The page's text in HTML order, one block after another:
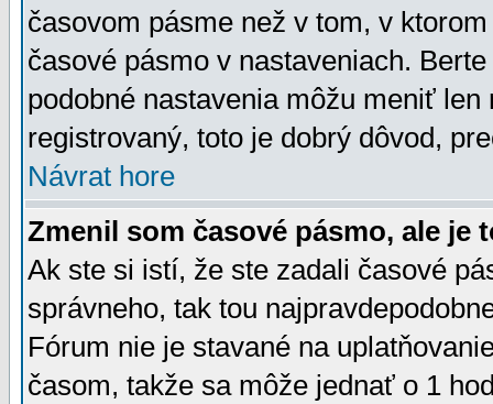
časovom pásme než v tom, v
časové pásmo v nastaveniach.
podobné nastavenia môžu meniť
registrovaný, toto je dobrý dôvod,
Návrat hore
Zmenil som časové pásmo, ale je
Ak ste si istí, že ste zadali časové
správneho, tak tou
Fórum nie je stavané na
časom, takže sa môže jednať o 1